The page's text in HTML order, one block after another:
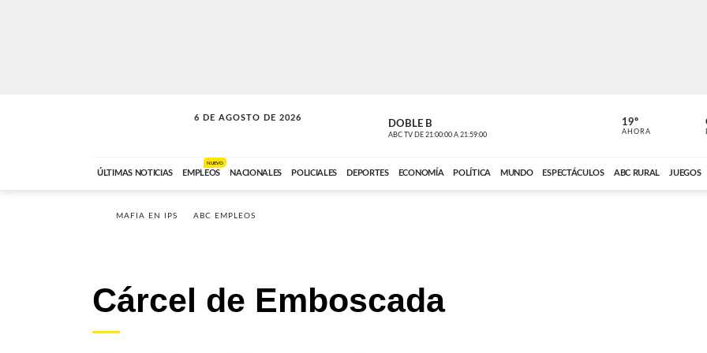
6 DE AGOSTO DE 2026
SOLO MÚSICA DOBLE B
ABC TV DE 21:00:00 A 21:59:00
DE TODO
ABC CARDINAL
19º
AHORA
ÚLTIMAS NOTICIAS EMPLEOS
NUEVO
NACIONALES POLICIALES DEPORTES ECONOMÍA POLÍTICA MUNDO ESPECTÁCULOS ABC RURAL JUEGOS
MAFIA EN IPS ABC EMPLEOS
Cárcel de Emboscada